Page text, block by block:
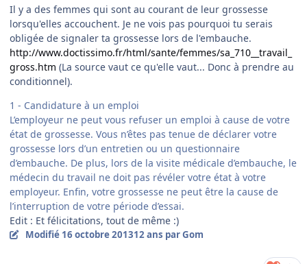
Il y a des femmes qui sont au courant de leur grossesse
lorsqu'elles accouchent. Je ne vois pas pourquoi tu serais
obligée de signaler ta grossesse lors de l'embauche.
http://www.doctissimo.fr/html/sante/femmes/sa_710__travail_
gross.htm (La source vaut ce qu'elle vaut... Donc à prendre au
conditionnel).
1 - Candidature à un emploi
L’employeur ne peut vous refuser un emploi à cause de votre
état de grossesse. Vous n’êtes pas tenue de déclarer votre
grossesse lors d’un entretien ou un questionnaire
d’embauche. De plus, lors de la visite médicale d’embauche, le
médecin du travail ne doit pas révéler votre état à votre
employeur. Enfin, votre grossesse ne peut être la cause de
l’interruption de votre période d’essai.
Edit : Et félicitations, tout de même :)
Modifié 16 octobre 201312 ans par Gom